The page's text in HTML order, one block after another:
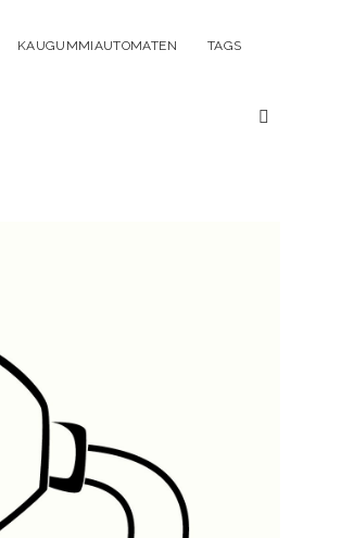
KAUGUMMIAUTOMATEN TAGS